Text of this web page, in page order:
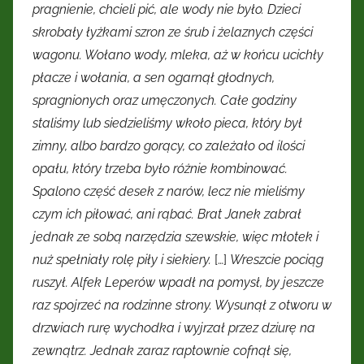
pragnienie, chcieli pić, ale wody nie było. Dzieci
skrobały łyżkami szron ze śrub i żelaznych części
wagonu. Wołano wody, mleka, aż w końcu ucichły
płacze i wołania, a sen ogarnął głodnych,
spragnionych oraz umęczonych. Całe godziny
staliśmy lub siedzieliśmy wkoło pieca, który był
zimny, albo bardzo gorący, co zależało od ilości
opału, który trzeba było różnie kombinować.
Spalono część desek z narów, lecz nie mieliśmy
czym ich piłować, ani rąbać. Brat Janek zabrał
jednak ze sobą narzędzia szewskie, więc młotek i
nuż spełniały rolę piły i siekiery. […] Wreszcie pociąg
ruszył. Alfek Leperów wpadł na pomysł, by jeszcze
raz spojrzeć na rodzinne strony. Wysunął z otworu w
drzwiach rurę wychodka i wyjrzał przez dziurę na
zewnątrz. Jednak zaraz raptownie cofnął się,